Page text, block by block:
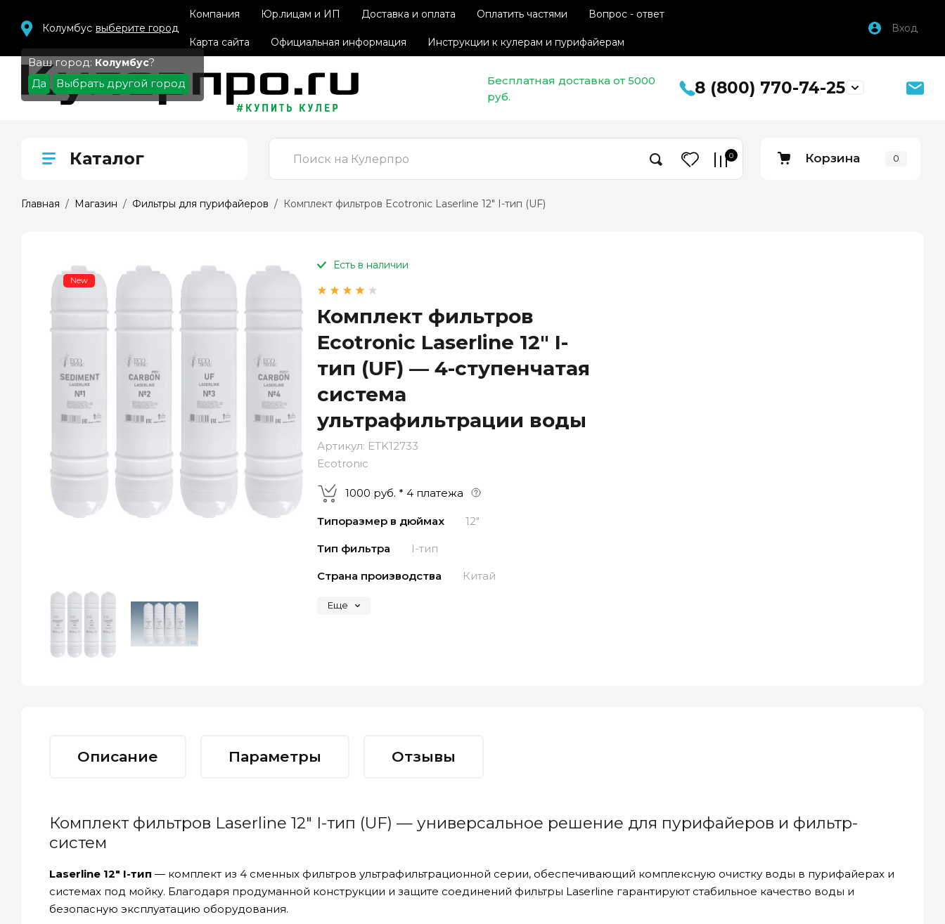
Колумбус выберите город
Ваш город: Колумбус?
Да
Выбрать другой город
Компания Юр.лицам и ИП Доставка и оплата Оплатить частями Вопрос - ответ
Карта сайта Официальная информация Инструкции к кулерам и пурифайерам
Вход
Бесплатная доставка от 5000
руб.
8 (800) 770-74-25
Каталог 0 Корзина 0
Главная / Магазин / Фильтры для пурифайеров /  Комплект фильтров Ecotronic Laserline 12" I-тип (UF)
New
Есть в наличии
Комплект фильтров
Ecotronic Laserline 12″ I-
тип (UF) — 4-ступенчатая
система
ультрафильтрации воды
Артикул: ETK12733
Ecotronic
1000 руб. * 4 платежа
Оплатите сейчас только
25%
Платеж
–
25%
–
25%
–
25%
Типоразмер в дюймах 12"
Тип фильтра I-тип
Страна производства Китай
Еще
Описание Параметры Отзывы
Комплект фильтров Laserline 12" I-тип (UF) — универсальное решение для пурифайеров и фильтр-
систем
Laserline 12″ I-тип — комплект из 4 сменных фильтров ультрафильтрационной серии, обеспечивающий комплексную очистку воды в пурифайерах и
системах под мойку. Благодаря продуманной конструкции и защите соединений фильтры Laserline гарантируют стабильное качество воды и
безопасную эксплуатацию оборудования.